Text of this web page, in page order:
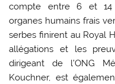
compte entre 6 et 14
organes humains frais
serbes finirent au Royal
allégations et les
dirigeant de l’ONG
Kouchner, est